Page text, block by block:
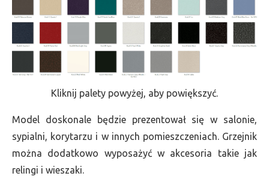
Kliknij palety powyżej, aby powiększyć.
Model doskonale będzie prezentował się w salonie,
sypialni, korytarzu i w innych pomieszczeniach. Grzejnik
można dodatkowo wyposażyć w akcesoria takie jak
relingi i wieszaki.